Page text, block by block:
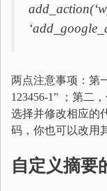
两点注意事项：第
123456-1” ；第二
选择并修改相应的
码，你也可以改用
自定义摘要